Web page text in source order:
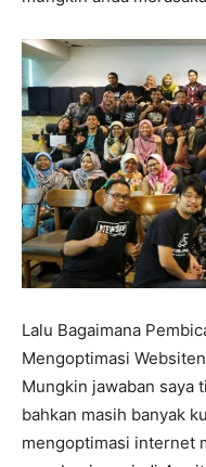
Lalu Bagaimana
Mengoptimasi
Mungkin jawaban saya
bahkan masih banyak
mengoptimasi internet